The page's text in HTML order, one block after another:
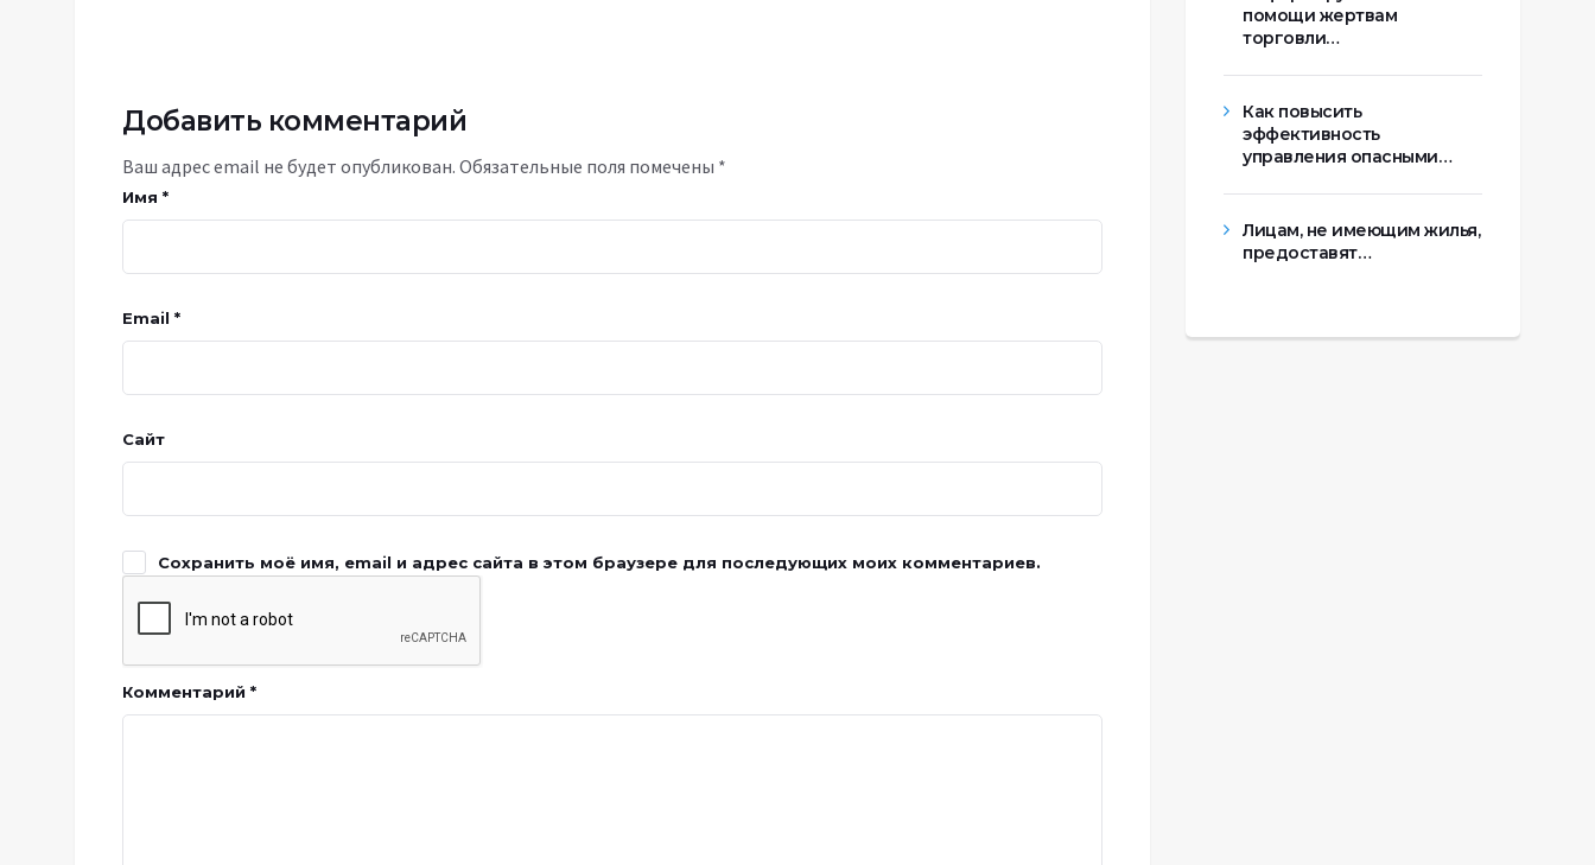
Добавить комментарий
Ваш адрес email не будет опубликован. Обязательные поля помечены *
Имя *
Email *
Сайт
Сохранить моё имя, email и адрес сайта в этом браузере для последующих моих комментариев.
Комментарий *
помощи жертвам
торговли…
Как повысить
эффективность
управления опасными…
Лицам, не имеющим жилья,
предоставят…